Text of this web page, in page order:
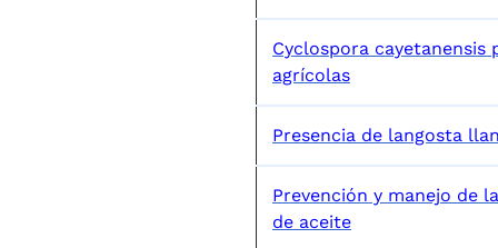
Cyclospora
agrícolas
Presencia de langosta
Prevención y manejo de
de aceite